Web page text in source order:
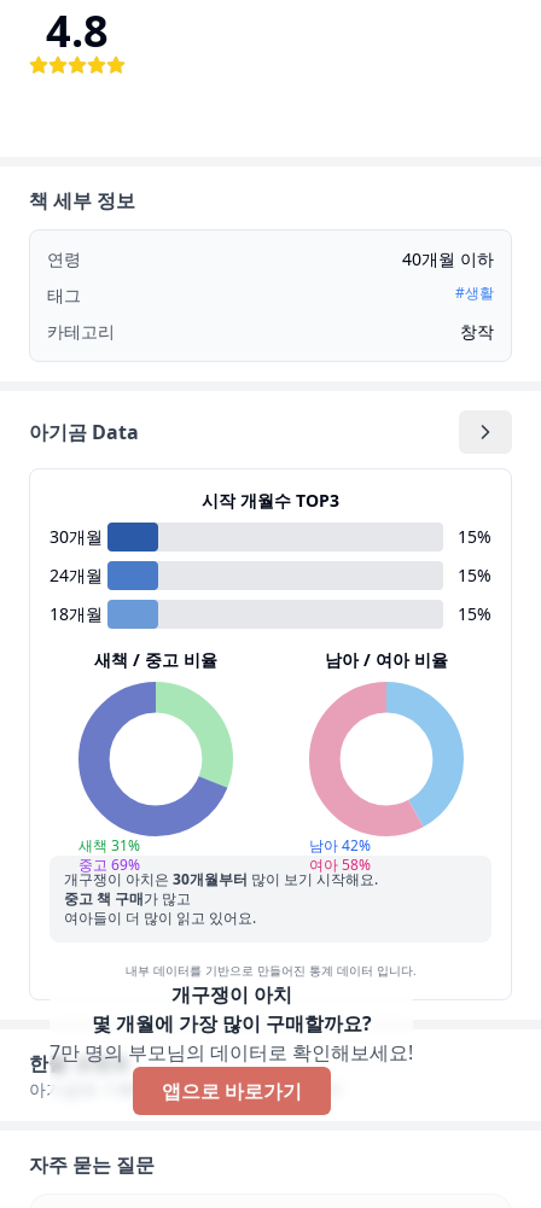
4.8
책 세부 정보
연령
40개월 이하
태그
#생활
카테고리 창작
아기곰 Data
시작 개월수 TOP3
30개월 15%
24개월 15%
18개월 15%
새책 / 중고 비율
새책 31%
중고 69%
남아 / 여아 비율
남아 42%
여아 58%
개구쟁이 아치은 30개월부터 많이 보기 시작해요.
중고 책 구매가 많고
여아들이 더 많이 읽고 있어요.
내부 데이터를 기반으로 만들어진 통계 데이터 입니다.
개구쟁이 아치
몇 개월에 가장 많이 구매할까요?
7만 명의 부모님의 데이터로 확인해보세요!
앱으로 바로가기
한줄 코멘트
아기곰에 기록된 한줄 코멘트가 없습니다!
자주 묻는 질문